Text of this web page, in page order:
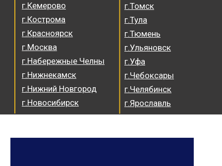
г.Томск
г.Тула
г.Тюмень
г.Ульяновск
г.Уфа
г.Чебоксары
г.Челябинск
г.Ярославль
г.Кемерово
г.Кострома
г.Красноярск
г.Москва
г.Набережные Челны
г.Нижнекамск
г.Нижний Новгород
г.Новосибирск